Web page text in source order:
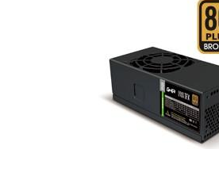
Carrito
Mi cuenta
Acerca de